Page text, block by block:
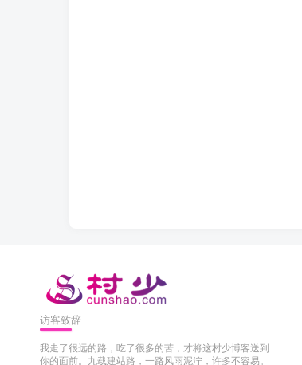
访客致辞
我走了很远的路，吃了很多的苦，才将这村少博客送到
你的面前。九载建站路，一路风雨泥泞，许多不容易。